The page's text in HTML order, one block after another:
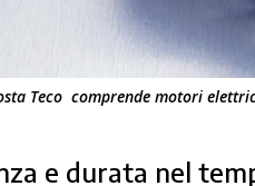
Teco comprende motori
e durata nel